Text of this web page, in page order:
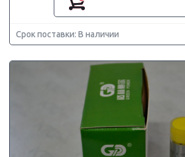
Срок поставки: В наличии